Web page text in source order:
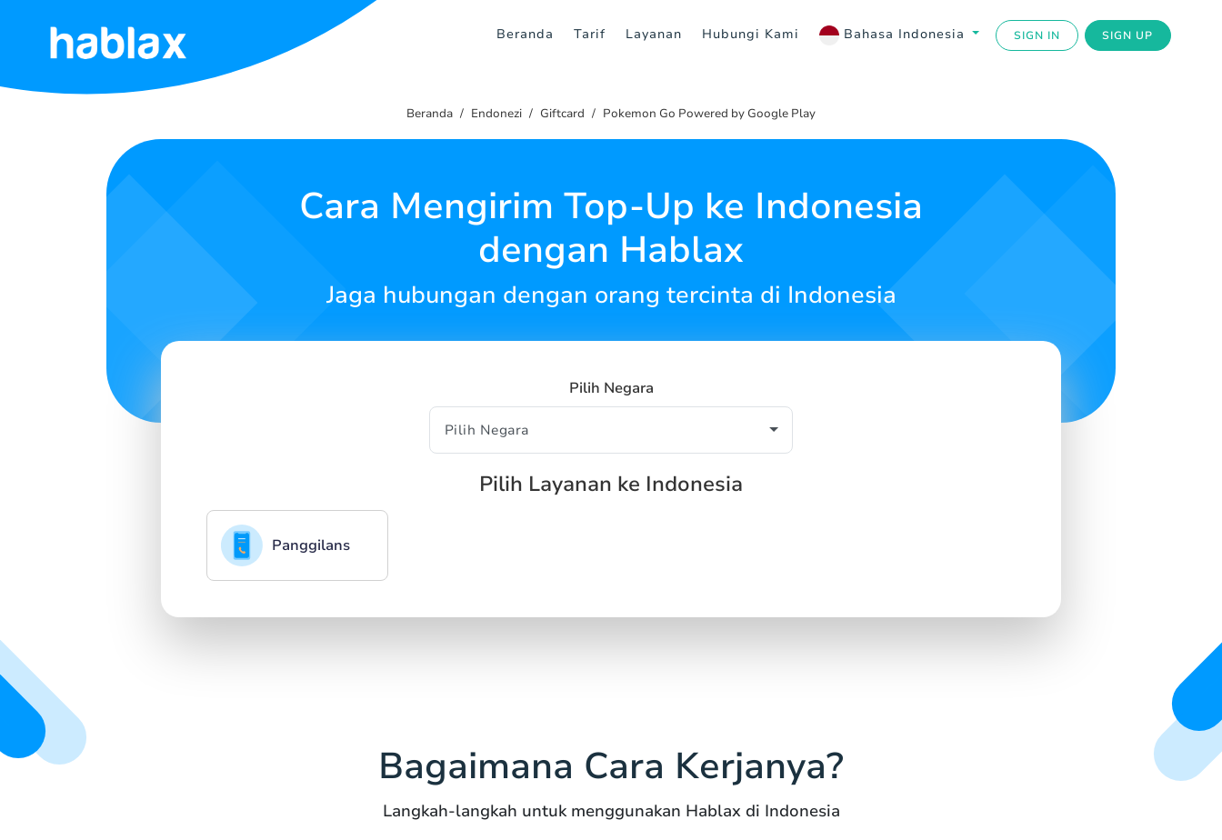
Beranda Tarif Layanan Hubungi Kami Bahasa Indonesia SIGN IN SIGN UP
Beranda
Beranda Endonezi Giftcard Pokemon Go Powered by Google Play
Cara Mengirim Top-Up ke Indonesia
dengan Hablax
Jaga hubungan dengan orang tercinta di Indonesia
Pilih Negara
Pilih Layanan ke Indonesia
Panggilans
Bagaimana Cara Kerjanya?
Langkah-langkah untuk menggunakan Hablax di Indonesia